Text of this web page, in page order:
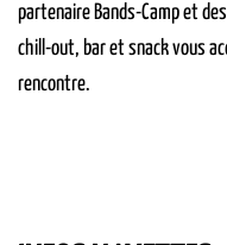
partenaire Bands-Camp et
chill-out, bar et snack vous
rencontre.